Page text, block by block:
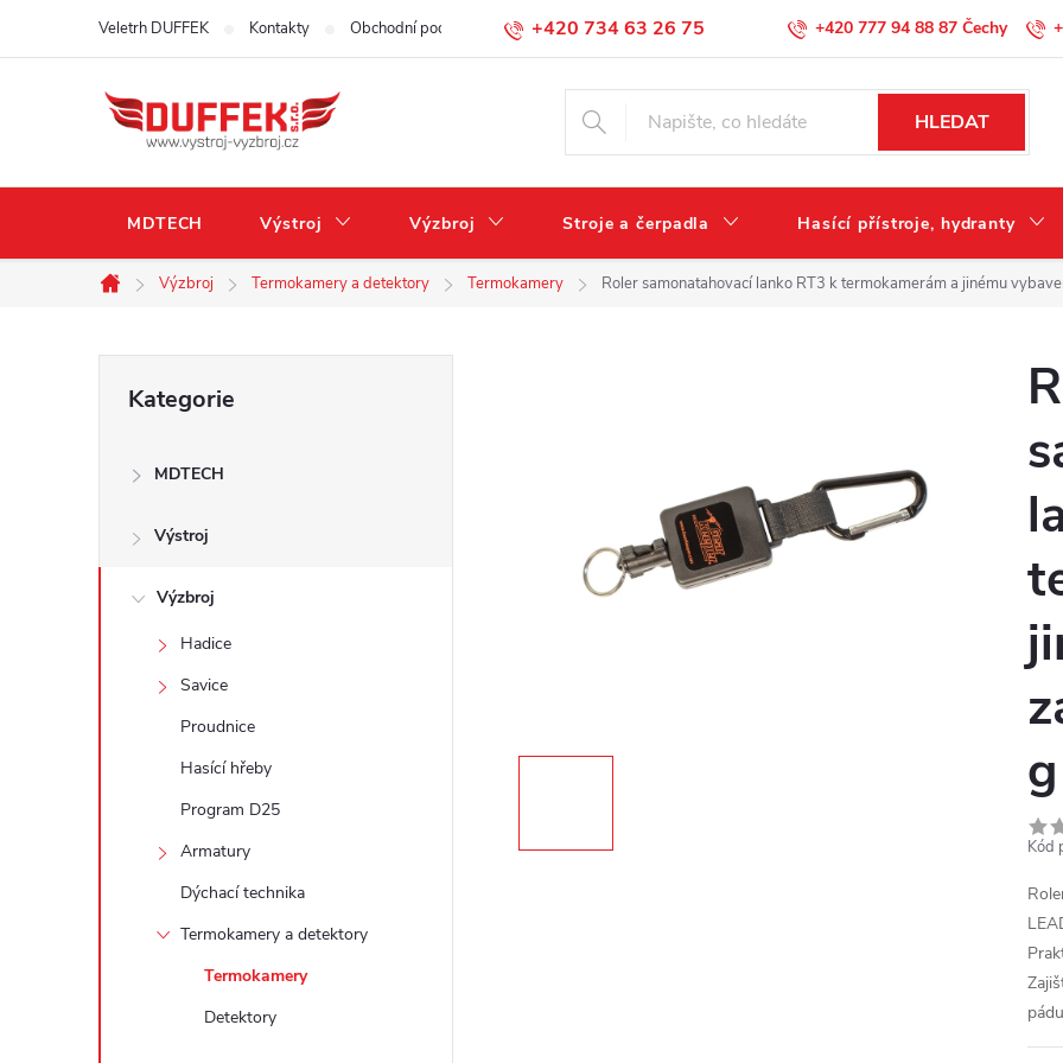
+420 734 63 26 75
Veletrh DUFFEK Kontakty Obchodní podmínky Podmínky ochrany osobních údajů +420 777 94 88 87
HLEDAT
MDTECH Výstroj Výzbroj Stroje a čerpadla Hasící přístroje, hydranty
Domů
Výzbroj Termokamery a detektory Termokamery Roler samonatahovací lanko RT3 k termokamerám a jinému
t
kategorie
Kategorie
MDTECH
Výstroj
Výzbroj
Hadice
Savice
Proudnice
Hasící hřeby
Program D25
Armatury
Dýchací technika
Termokamery a detektory
Termokamery
Detektory
g
Kód